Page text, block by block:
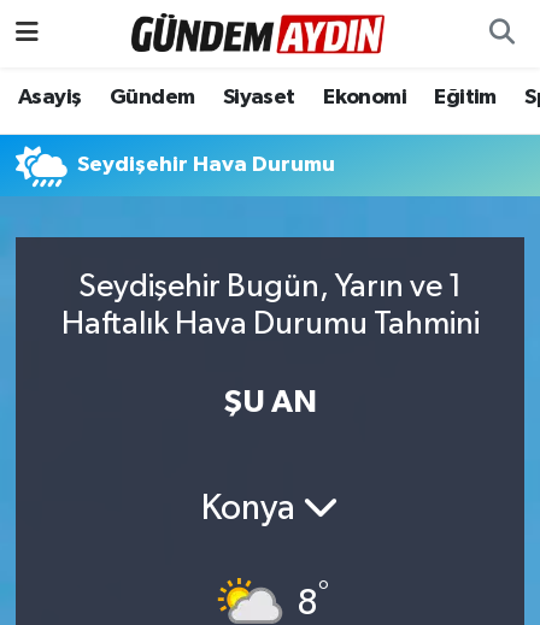
Asayiş Gündem Siyaset Ekonomi Eğitim
Seydişehir Hava Durumu
Seydişehir Bugün, Yarın ve 1
Haftalık Hava Durumu Tahmini
ŞU AN
Konya
8°
Aydın Nöbetçi Eczaneler
Aydın Hava Durumu
Aydın Trafik Yoğunluk Haritası
Süper Lig Puan Durumu ve Fikstür